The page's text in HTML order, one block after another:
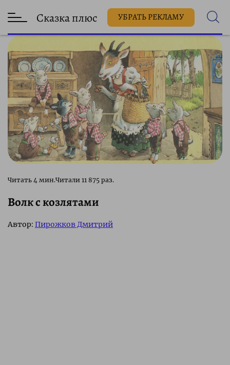
Сказка плюс УБРАТЬ РЕКЛАМУ
11 875 раз.
Волк с козлятами
Автор: Пирожков Дмитрий